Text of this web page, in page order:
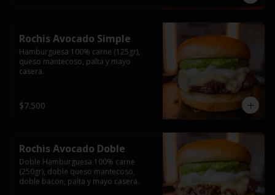
Rochis Avocado Simple
Hamburguesa 100% carne (125gr),
queso mantecoso, palta y mayo
casera.
$7.500
Rochis Avocado Doble
Doble Hamburguesa 100% carne
(250gr), doble queso mantecoso,
doble bacon, palta y mayo casera.